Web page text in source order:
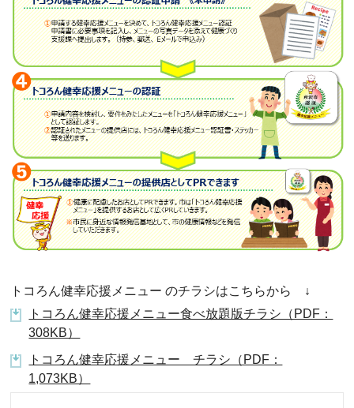
トコろん健幸応援メニュー のチラシはこちらから
↓
トコろん健幸応援メニュー食べ放題版チラシ（PDF：
308KB）
トコろん健幸応援メニュー チラシ（PDF：
1,073KB）